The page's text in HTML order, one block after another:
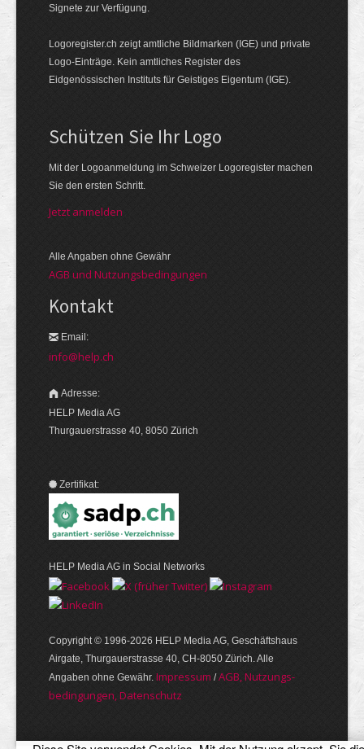
Signete zur Verfügung.
Logoregister.ch zeigt amtliche Bildmarken (IGE) und private
Logo-Einträge. Kein amtliches Register des
Eidgenössischen Instituts für Geistiges Eigentum (IGE).
Schützen Sie Ihr Logo
Mit der Logo­an­meldung im Schweizer Logo­register machen
Sie den ersten Schritt.
Jetzt anmelden
Alle Angaben ohne Gewähr
AGB und Nutzungsbedingungen
Kontakt
Email:
info@help.ch
Adresse:
HELP Media AG
Thurgauerstrasse 40, 8050 Zürich
Zertifikat:
HELP Media AG in Social Networks
Copyright © 1996-2026 HELP Media AG, Geschäftshaus
Airgate, Thurgauer­strasse 40, CH-8050 Zürich. Alle
Angaben ohne Gewähr. Im­pres­sum /AGB, Nut­zungs­
bedin­gungen, Daten­schutz